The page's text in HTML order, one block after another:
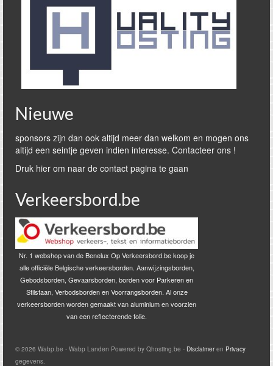
Nieuwe
sponsors zijn dan ook altijd meer dan welkom en mogen ons
altijd een seintje geven indien interesse. Contacteer ons !
Druk hier om naar de contact pagina te gaan
Verkeersbord.be
Nr. 1 webshop van de Benelux Op Verkeersbord.be koop je
alle officiële Belgische verkeersborden. Aanwijzingsborden,
Gebodsborden, Gevaarsborden, borden voor Parkeren en
Stilstaan, Verbodsborden en Voorrangsborden. Al onze
verkeersborden worden gemaakt van aluminium en voorzien
van een reflecterende folie.
© 2026 Wabp.be - Wabp Landen Powered by Qhosting.be - Disclaimeren Privacy
gegevens.